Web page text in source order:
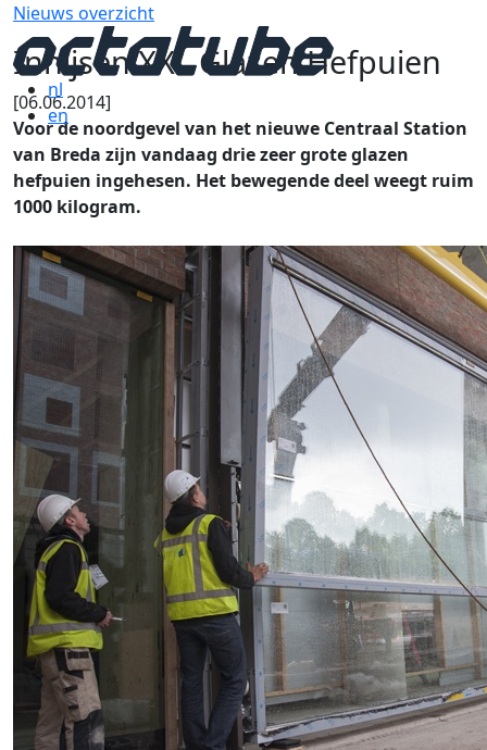
nl
en
Nieuws overzicht
Inhijsen XXL Glazen Hefpuien
[06.06.2014]
Voor de noordgevel van het nieuwe Centraal Station
van Breda zijn vandaag drie zeer grote glazen
hefpuien ingehesen. Het bewegende deel weegt ruim
1000 kilogram.